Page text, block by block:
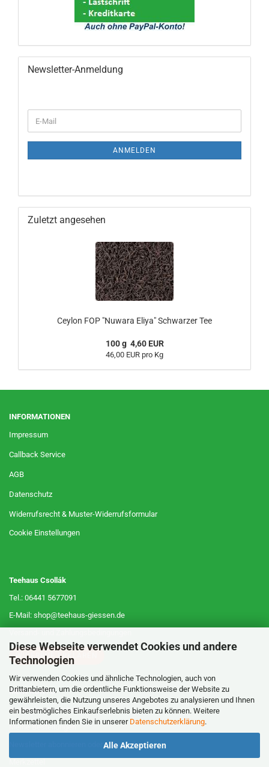
Diese Webseite verwendet Cookies und andere
Technologien
Wir verwenden Cookies und ähnliche Technologien, auch von
Drittanbietern, um die ordentliche Funktionsweise der Website zu
gewährleisten, die Nutzung unseres Angebotes zu analysieren und Ihnen
ein bestmögliches Einkaufserlebnis bieten zu können. Weitere
Informationen finden Sie in unserer Datenschutzerklärung.
Alle Akzeptieren
Newsletter-Anmeldung
ZUR
E-
Mail
ANMELDEN
Zuletzt angesehen
Ceylon FOP "Nuwara Eliya" Schwarzer Tee
100 g 4,60 EUR
46,00 EUR pro Kg
INFORMATIONEN
Impressum
Callback Service
AGB
Datenschutz
Widerrufsrecht & Muster-Widerrufsformular
Cookie Einstellungen
Teehaus Csollák
Tel.: 06441 5677091
E-Mail: shop@teehaus-giessen.de
WIDERRUF ERKLÄREN
MEIN KONTO
Kundenkonto erstellen
Meine Bestellungen
Newsletter abonnieren oder abbestellen